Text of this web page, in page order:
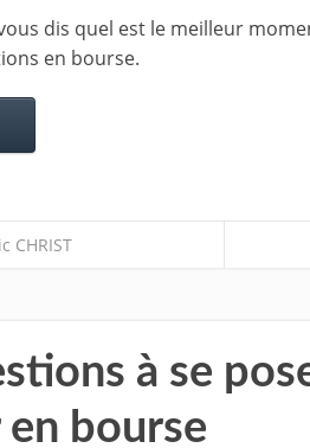
dis quel est le meilleur
en bourse.
CHRIST
à se
en bourse